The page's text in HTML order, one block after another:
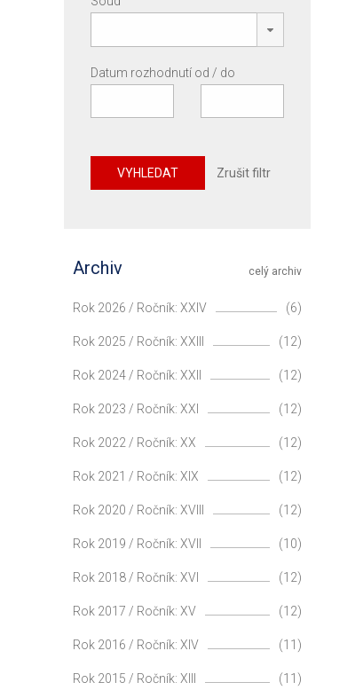
Datum rozhodnutí od / do
VYHLEDAT Zrušit filtr
celý archiv
Archiv
Rok 2026 / Ročník: XXIV (6)
Rok 2025 / Ročník: XXIII (12)
Rok 2024 / Ročník: XXII (12)
Rok 2023 / Ročník: XXI (12)
Rok 2022 / Ročník: XX (12)
Rok 2021 / Ročník: XIX (12)
Rok 2020 / Ročník: XVIII (12)
Rok 2019 / Ročník: XVII (10)
Rok 2018 / Ročník: XVI (12)
Rok 2017 / Ročník: XV (12)
Rok 2016 / Ročník: XIV (11)
Rok 2015 / Ročník: XIII (11)